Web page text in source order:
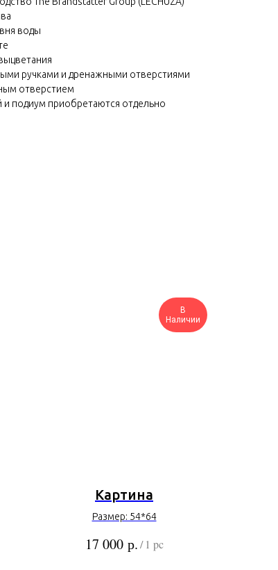
воды
ручками и дренажными отверстиями
отверстием
и подиум приобретаются отдельно
В
Наличии
Картина
Размер: 54*64
17 000 р./ 1 pc